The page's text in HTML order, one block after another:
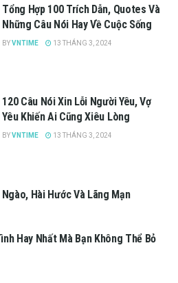
Tổng Hợp 100 Trích Dẫn, Quotes Và
Những Câu Nói Hay Về Cuộc Sống
BYVNTIME 13 THÁNG 3, 2024
120 Câu Nói Xin Lỗi Người Yêu, Vợ
Yêu Khiến Ai Cũng Xiêu Lòng
BYVNTIME 13 THÁNG 3, 2024
Hài Hước Và Lãng Mạn
Hay Nhất Mà Bạn Không Thể Bỏ